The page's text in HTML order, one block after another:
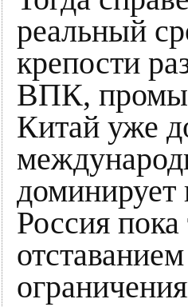
реальный
крепости
ВПК,
Китай уже
доминирует
Россия